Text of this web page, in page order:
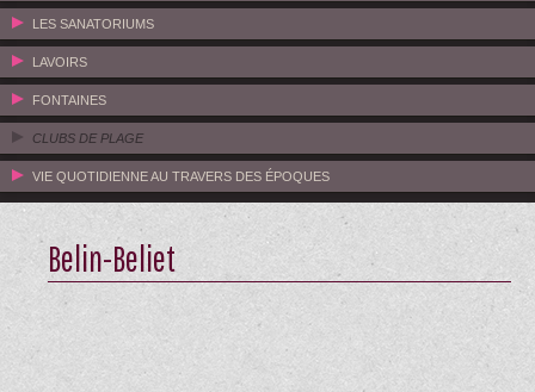
LES SANATORIUMS
LAVOIRS
FONTAINES
CLUBS DE PLAGE
VIE QUOTIDIENNE AU TRAVERS DES ÉPOQUES
Belin-Beliet